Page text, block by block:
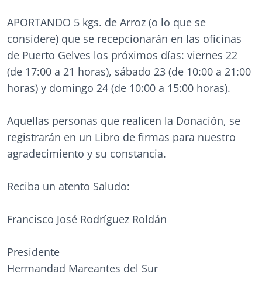
APORTANDO 5 kgs. de Arroz (o lo que se
considere) que se recepcionarán en las oficinas
de Puerto Gelves los próximos días: viernes 22
(de 17:00 a 21 horas), sábado 23 (de 10:00 a 21:00
horas) y domingo 24 (de 10:00 a 15:00 horas).
Aquellas personas que realicen la Donación, se
registrarán en un Libro de firmas para nuestro
agradecimiento y su constancia.
Reciba un atento Saludo:
Francisco José Rodríguez Roldán
Presidente
Hermandad Mareantes del Sur